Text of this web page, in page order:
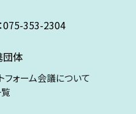
353-2304
団体
フォーム会議について